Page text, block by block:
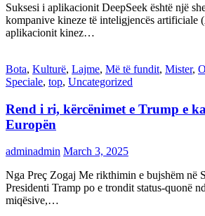
Suksesi i aplikacionit DeepSeek është një
kompanive kineze të inteligjencës artificiale
aplikacionit kinez…
Bota, Kulturë, Lajme, Më të fundit, Mister,
Speciale, top, Uncategorized
Rend i ri, kërcënimet e Trump e
Europën
adminadmin March 3, 2025
Nga Preç Zogaj Me rikthimin e bujshëm në
Presidenti Tramp po e trondit status-quonë
miqësive,…